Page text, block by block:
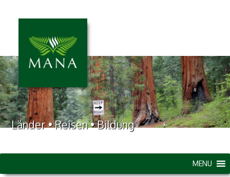
Länder • Reisen • Bildung
MENU